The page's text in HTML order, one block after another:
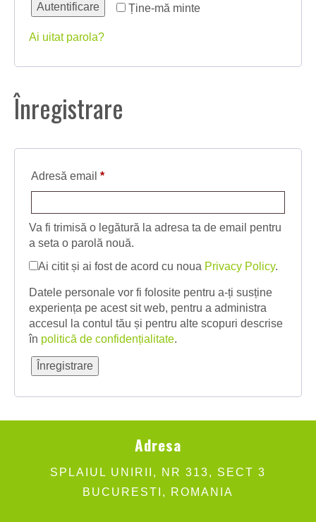
Ține-mă minte
Autentificare
Ai uitat parola?
Înregistrare
Adresă email *Obligatoriu
Va fi trimisă o legătură la adresa ta de email pentru
a seta o parolă nouă.
Ai citit și ai fost de acord cu noua Privacy Policy.
Datele personale vor fi folosite pentru a-ți susține
experiența pe acest sit web, pentru a administra
accesul la contul tău și pentru alte scopuri descrise
în politică de confidențialitate.
Înregistrare
Adresa
SPLAIUL UNIRII, NR 313, SECT 3
BUCURESTI, ROMANIA